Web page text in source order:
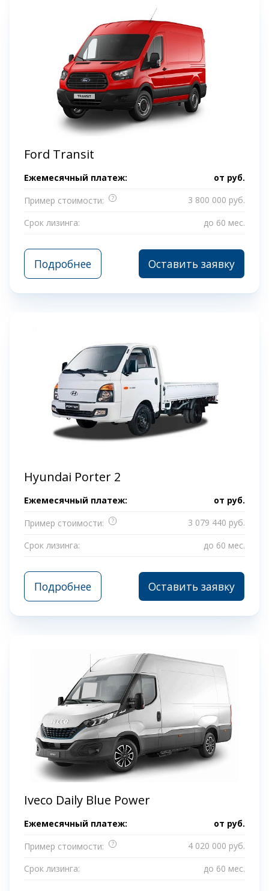
Ford Transit
Ежемесячный платеж: от руб.
Пример стоимости:
?
3 800 000 руб.
Срок лизинга:
до 60 мес.
Подробнее Оставить заявку
Hyundai Porter 2
Ежемесячный платеж: от руб.
Пример стоимости:
?
3 079 440 руб.
Срок лизинга:
до 60 мес.
Подробнее Оставить заявку
Iveco Daily Blue Power
Ежемесячный платеж: от руб.
Пример стоимости:
?
4 020 000 руб.
Срок лизинга:
до 60 мес.